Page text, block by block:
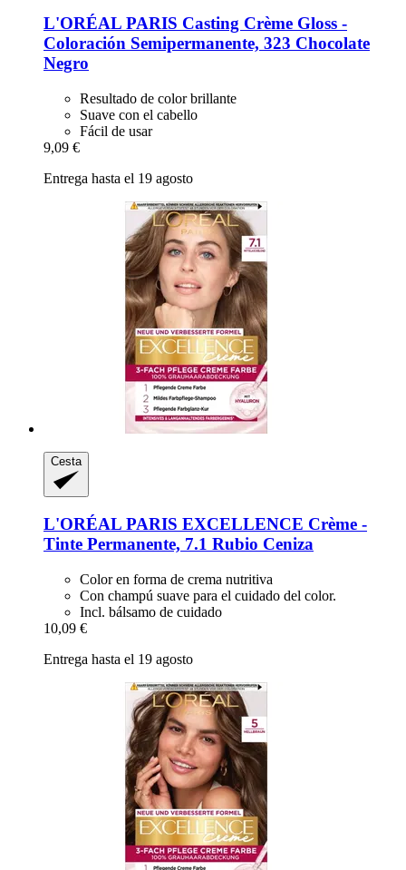
L'ORÉAL PARIS Casting Crème Gloss -​
Coloración Semipermanente, 323 Chocolate
Negro
Resultado de color brillante
Suave con el cabello
Fácil de usar
9,09 €
Entrega hasta el 19 agosto
Cesta
L'ORÉAL PARIS EXCELLENCE Crème -​
Tinte Permanente, 7.1 Rubio Ceniza
Color en forma de crema nutritiva
Con champú suave para el cuidado del color.
Incl. bálsamo de cuidado
10,09 €
Entrega hasta el 19 agosto